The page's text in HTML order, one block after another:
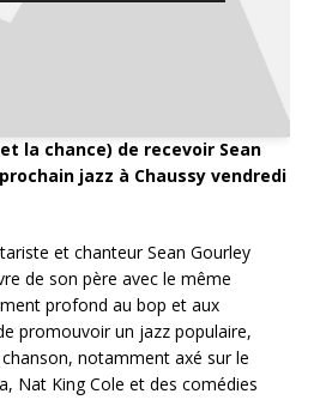
la chance) de recevoir Sean
jazz à Chaussy vendredi
et chanteur Sean Gourley
de son père avec le même
profond au bop et aux
promouvoir un jazz populaire,
notamment axé sur le
Nat King Cole et des comédies